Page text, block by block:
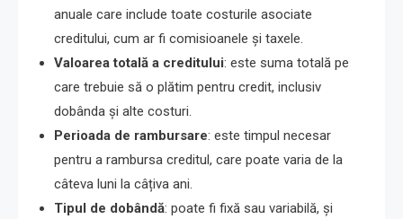
anuale care include toate costurile asociate
creditului, cum ar fi comisioanele și taxele.
Valoarea totală a creditului: este suma totală pe
care trebuie să o plătim pentru credit, inclusiv
dobânda și alte costuri.
Perioada de rambursare: este timpul necesar
pentru a rambursa creditul, care poate varia de la
câteva luni la câțiva ani.
Tipul de dobândă: poate fi fixă sau variabilă, și